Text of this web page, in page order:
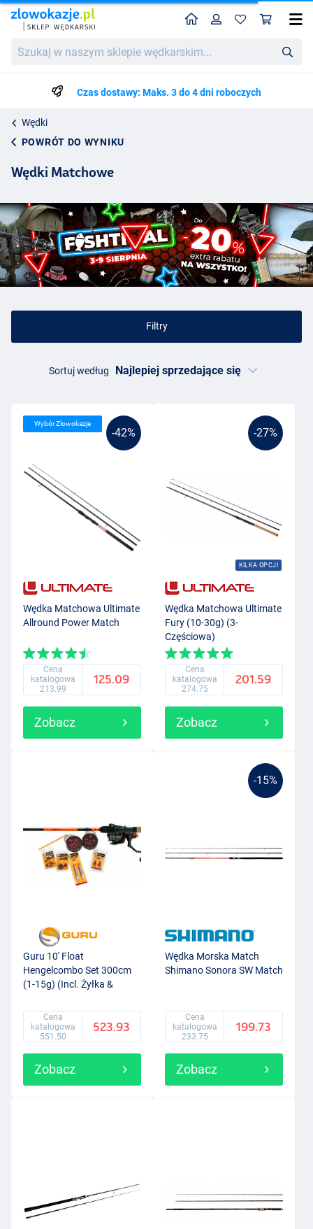
w
wędkarskim...
HomeProfil
Czas dostawy: Maks. 3 do 4 dni roboczych
Wędki
POWRÓT DO WYNIKU
Wędki Matchowe
Filtry
Sortuj według
-42%
Wybór Zlowokazje
Wędka Matchowa Ultimate
Allround Power Match
Cena
katalogowa
213.99
125.09
Zobacz
-27%
KILKA OPCJI
Wędka Matchowa Ultimate
Fury (10-30g) (3-
Częściowa)
Cena
katalogowa
274.75
201.59
Zobacz
Guru 10' Float
Hengelcombo Set 300cm
(1-15g) (Incl. Żyłka &
Cena
katalogowa
551.50
523.93
Zobacz
-15%
Wędka Morska Match
Shimano Sonora SW Match
Cena
katalogowa
233.75
199.73
Zobacz